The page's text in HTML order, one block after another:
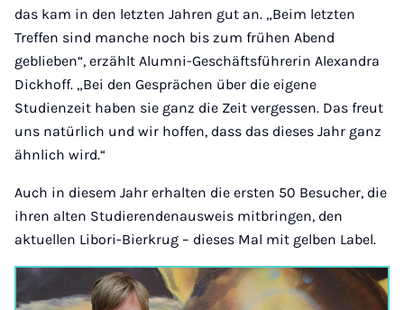
das kam in den letzten Jahren gut an. „Beim letzten
Treffen sind manche noch bis zum frühen Abend
geblieben“, erzählt Alumni-Geschäftsführerin Alexandra
Dickhoff. „Bei den Gesprächen über die eigene
Studienzeit haben sie ganz die Zeit vergessen. Das freut
uns natürlich und wir hoffen, dass das dieses Jahr ganz
ähnlich wird.“
Auch in diesem Jahr erhalten die ersten 50 Besucher, die
ihren alten Studierendenausweis mitbringen, den
aktuellen Libori-Bierkrug – dieses Mal mit gelben Label.